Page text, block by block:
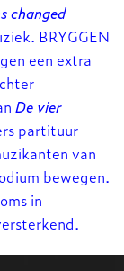
changed
BRYGGEN
een extra
De vier
partituur
van
bewegen.
in